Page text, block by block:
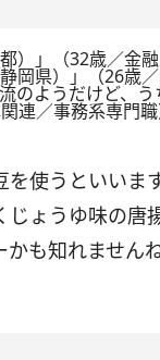
）」（32歳／金
岡県）」（26歳
のようだけど、
連／事務系専門職
使うといいま
ょうゆ味の唐
も知れませんね